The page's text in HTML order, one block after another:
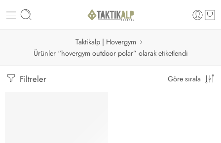
Taktikalp | Hovergym
Ürünler “hovergym outdoor polar” olarak etiketlendi
Filtreler Göre sırala